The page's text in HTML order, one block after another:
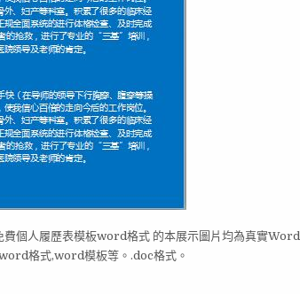
個人履歷表模板word格式 的本展示圖片均為真實
格式,word模板等。.doc格式。